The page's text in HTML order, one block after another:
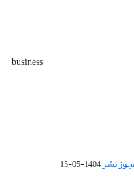
business
نشر1404-05-15